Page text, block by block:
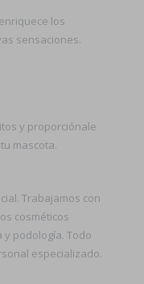
los
sensaciones.
y proporciónale
mascota.
Trabajamos con
cosméticos
podología. Todo
especializado.